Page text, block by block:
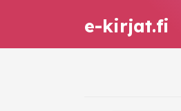
e-kirjat.fi